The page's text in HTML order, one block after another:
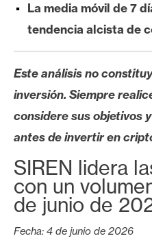
s
N
o
t
a
s
e
P
r
n
La media móvil de 7
tendencia alcista de
Este análisis no
inversión. Siempre
considere sus objetivos
antes de invertir en
SIREN lidera
con un
de junio de
Fecha: 4 de junio de 2026